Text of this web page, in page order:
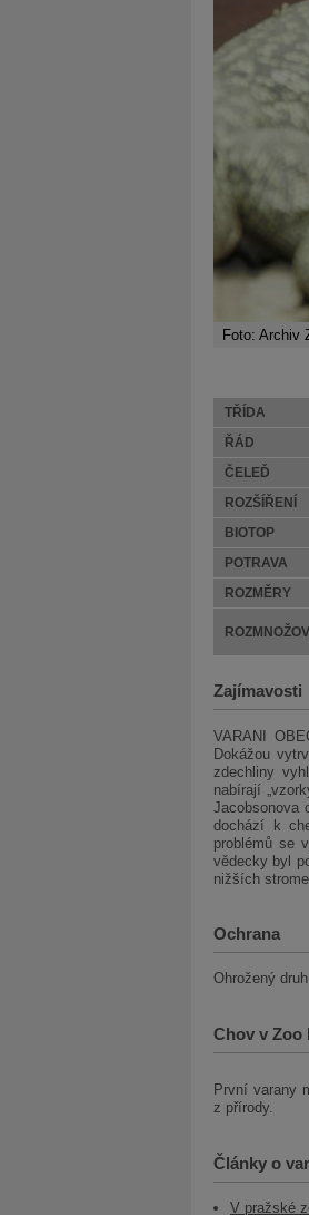
Foto: Archiv
TŘÍDA
ŘÁD
ČELEĎ
ROZŠÍŘENÍ
BIOTOP
POTRAVA
ROZMĚRY
Zajímavosti
VARANI
Dokážou
zdechliny
nabírají
Jacobsonova
dochází k
problémů se
vědecky byl
nižších
Ochrana
Ohrožený druh
Chov v Zoo
První varany
z přírody.
Články o
V pražské